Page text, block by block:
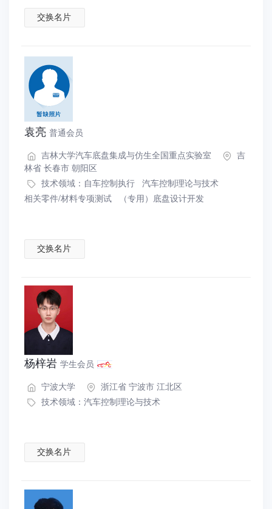
交换名片
袁亮 普通会员
吉林大学汽车底盘集成与仿生全国重点实验室
吉
林省 长春市 朝阳区
技术领域： 自车控制执行 汽车控制理论与技术
相关零件/材料专项测试
（专用）底盘设计开发
交换名片
杨梓岩 学生会员
宁波大学
浙江省 宁波市 江北区
技术领域： 汽车控制理论与技术
交换名片